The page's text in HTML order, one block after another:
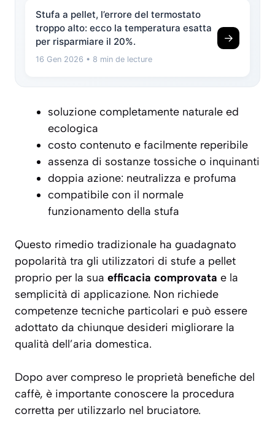
Stufa a pellet, l’errore del termostato
troppo alto: ecco la temperatura esatta
per risparmiare il 20%.
16 Gen 2026 • 8 min de lecture
→
soluzione completamente naturale ed
ecologica
costo contenuto e facilmente reperibile
assenza di sostanze tossiche o inquinanti
doppia azione: neutralizza e profuma
compatibile con il normale
funzionamento della stufa
Questo rimedio tradizionale ha guadagnato
popolarità tra gli utilizzatori di stufe a pellet
proprio per la sua efficacia comprovata e la
semplicità di applicazione. Non richiede
competenze tecniche particolari e può essere
adottato da chiunque desideri migliorare la
qualità dell’aria domestica.
Dopo aver compreso le proprietà benefiche del
caffè, è importante conoscere la procedura
corretta per utilizzarlo nel bruciatore.